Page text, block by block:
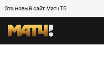
Это новый сайт Матч ТВ